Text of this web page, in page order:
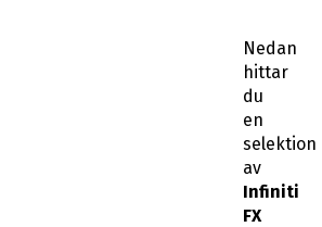
Nedan
hittar
du
en
selektion
av
Infiniti
FX